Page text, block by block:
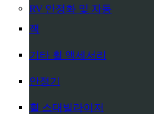
RV 안정화 및 자동
잭
기타 휠 액세서리
안정기
휠 스태빌라이저